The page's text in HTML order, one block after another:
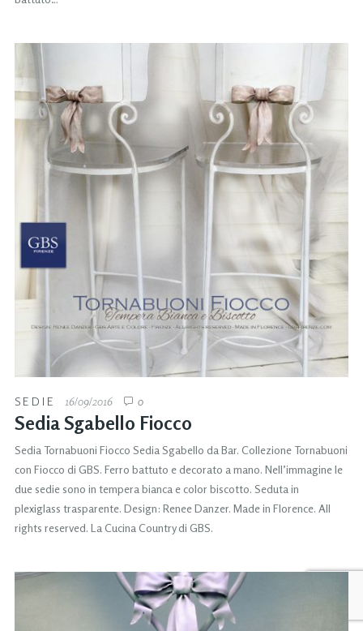
SEDIE 16/09/2016 0
Sedia Sgabello Fiocco
Sedia Tornabuoni Fiocco Sedia Sgabello da Bar. Collezione Tornabuoni
con Fiocco di GBS. Ferro battuto e decorato a mano. Nell’immagine le
due sedie sono in tempera bianca e color biscotto. Seduta in
plexiglass trasparente. Design: Renee Danzer. Made in Florence. All
rights reserved. La Cucina Country di GBS.